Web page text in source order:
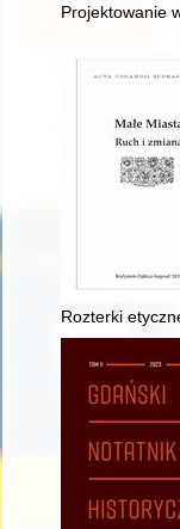
Projektowanie
Rozterki